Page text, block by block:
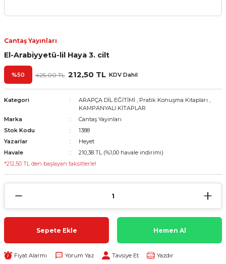
Cantaş Yayınları
El-Arabiyyetü-lil Haya 3. cilt
%50 425,00 TL 212,50 TL KDV Dahil
Kategori ARAPÇA DİL EĞİTİMİ , Pratik Konuşma Kitapları ,
KAMPANYALI KİTAPLAR
Marka
Cantaş Yayınları
Stok Kodu
1388
Yazarlar
Heyet
Havale
210,38 TL (%1,00 havale indirimi)
*212,50 TL den başlayan taksitlerle!
Sepete Ekle Hemen Al
Fiyat Alarmı Yorum Yaz Tavsiye Et Yazdır